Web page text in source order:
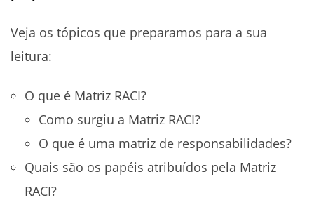
Veja os tópicos que preparamos para a sua
leitura:
O que é Matriz RACI?
Como surgiu a Matriz RACI?
O que é uma matriz de responsabilidades?
Quais são os papéis atribuídos pela Matriz
RACI?